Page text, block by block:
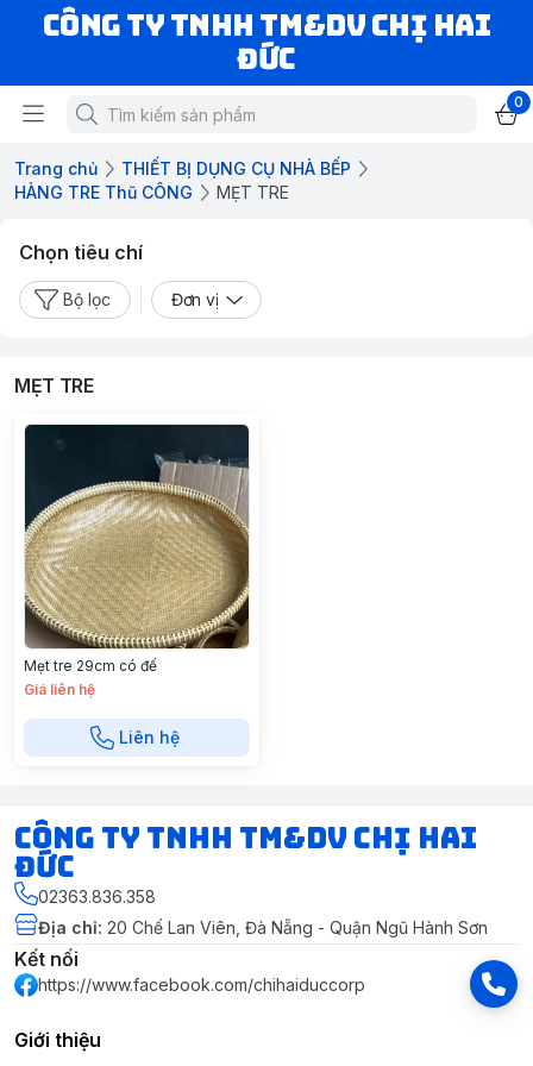
CÔNG TY TNHH TM&DV CHỊ HAI
ĐỨC
0
Trang chủ
THIẾT BỊ DỤNG CỤ NHÀ BẾP
HÀNG TRE Thũ CÔNG
MẸT TRE
Chọn tiêu chí
Bộ lọc Đơn vị
MẸT TRE
Mẹt tre 29cm có đế
Giá liên hệ
Liên hệ
CÔNG TY TNHH TM&DV CHỊ HAI
ĐỨC
02363.836.358
Địa chỉ: 20 Chế Lan Viên, Đà Nẵng - Quận Ngũ Hành Sơn
Kết nối
https://www.facebook.com/chihaiduccorp
Giới thiệu